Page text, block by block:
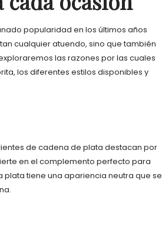
popularidad en los últimos años
cualquier atuendo, sino que también
las razones por las cuales
los diferentes estilos disponibles y
de cadena de plata destacan por
en el complemento perfecto para
plata tiene una apariencia neutra que se